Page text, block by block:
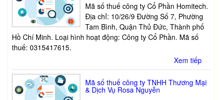
Mã số thuế công ty Cổ Phần Homitech.
Địa chỉ: 10/26/9 Đường Số 7, Phường
Tam Bình, Quận Thủ Đức, Thành phố
Hồ Chí Minh. Loại hình hoạt động: Công ty Cổ Phần. Mã số
thuế: 0315417615.
Xem tiếp
Mã số thuế công ty TNHH Thương Mại
& Dịch Vụ Rosa Nguyễn